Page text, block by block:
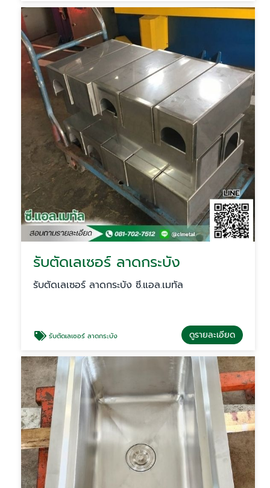
รับตัดเลเซอร์ ลาดกระบัง
รับตัดเลเซอร์ ลาดกระบัง ซี.แอล.เมทัล
รับตัดเลเซอร์ ลาดกระบัง ดูรายละเอียด